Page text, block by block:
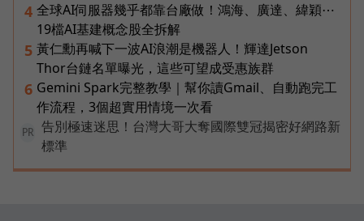
4 全球AI伺服器幾乎都靠台廠做！鴻海、廣達、緯穎⋯
19檔AI基建概念股全拆解
5 黃仁勳再喊下一波AI浪潮是機器人！輝達Jetson
Thor台鏈名單曝光，這些可望成受惠族群
6 Gemini Spark完整教學｜幫你讀Gmail、自動跑完工
作流程，3個超實用情境一次看
PR
告別極速迷思！台灣大哥大奪國際雙冠揭密好網路新
標準